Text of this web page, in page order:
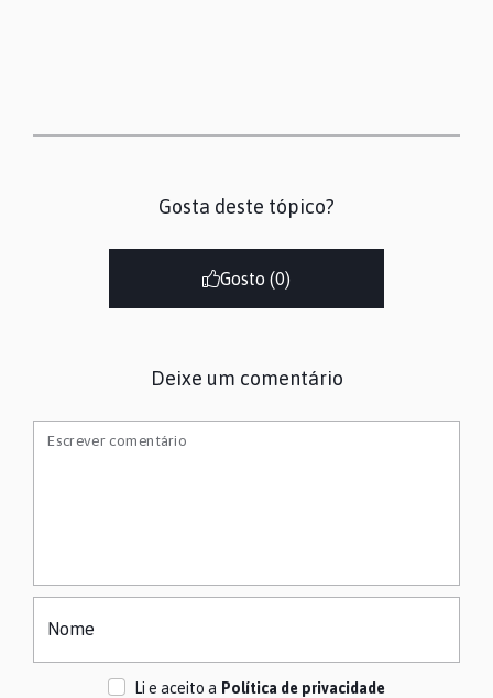
Gosta deste tópico?
Gosto (0)
Deixe um comentário
Escrever comentário
Nome
Li e aceito a Política de privacidade